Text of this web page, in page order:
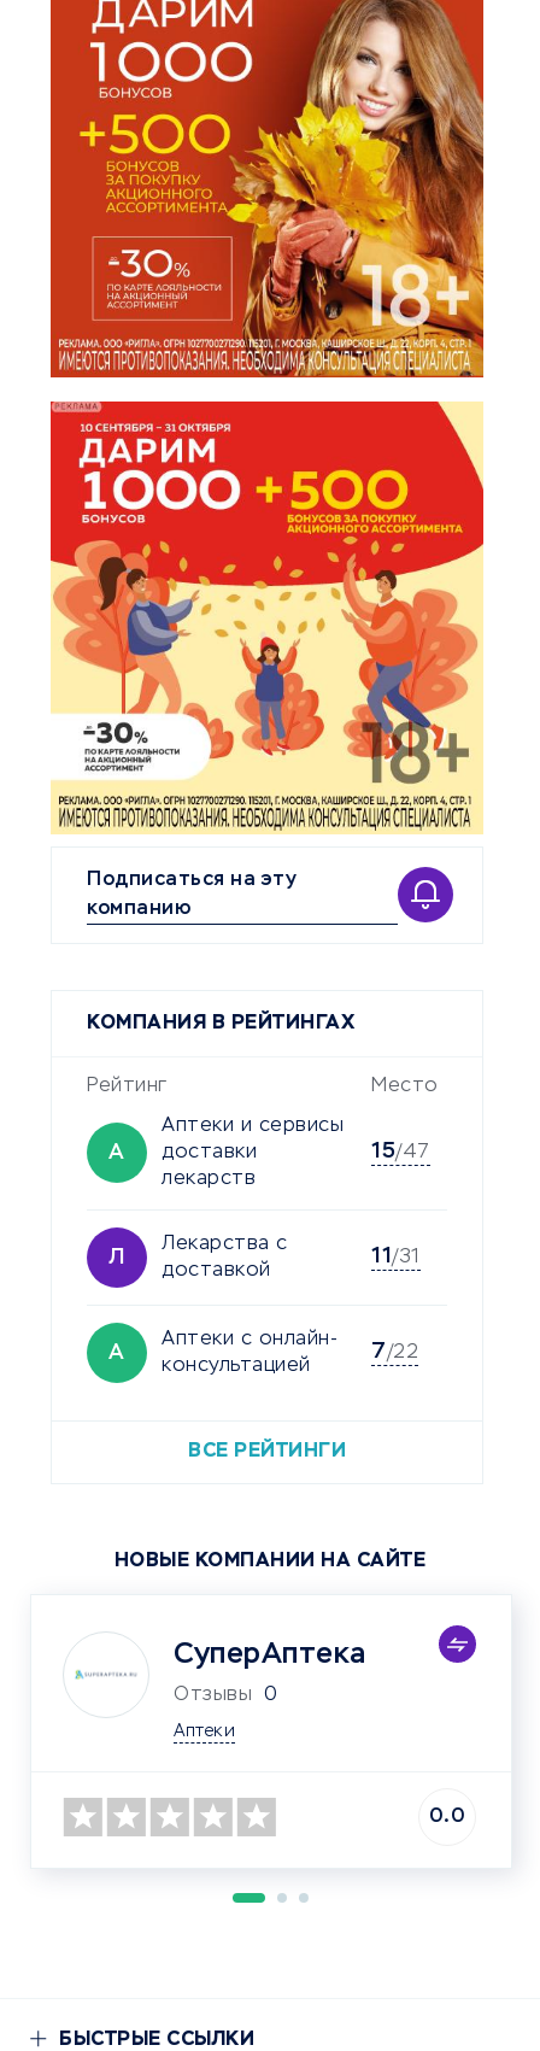
Подписаться на эту
компанию
КОМПАНИЯ В РЕЙТИНГАХ
Рейтинг Место
А
Аптеки и сервисы
доставки
лекарств
15/47
Л
Лекарства с
доставкой
11/31
А
Аптеки с онлайн-
консультацией
7/22
ВСЕ РЕЙТИНГИ
НОВЫЕ КОМПАНИИ НА САЙТЕ
СуперАптека
Отзывы 0
Аптеки
0.0
БЫСТРЫЕ ССЫЛКИ